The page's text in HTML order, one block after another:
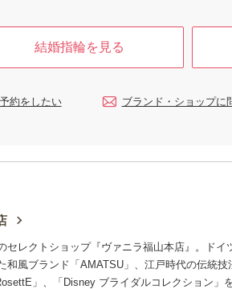
結婚指輪を見る
約をしたい ブランド・ショップに
セレクトショップ『ヴァニラ福山本店』。ド
和風ブランド「AMATSU」、江戸時代の伝統
」、「Disney ブライダルコレクション」